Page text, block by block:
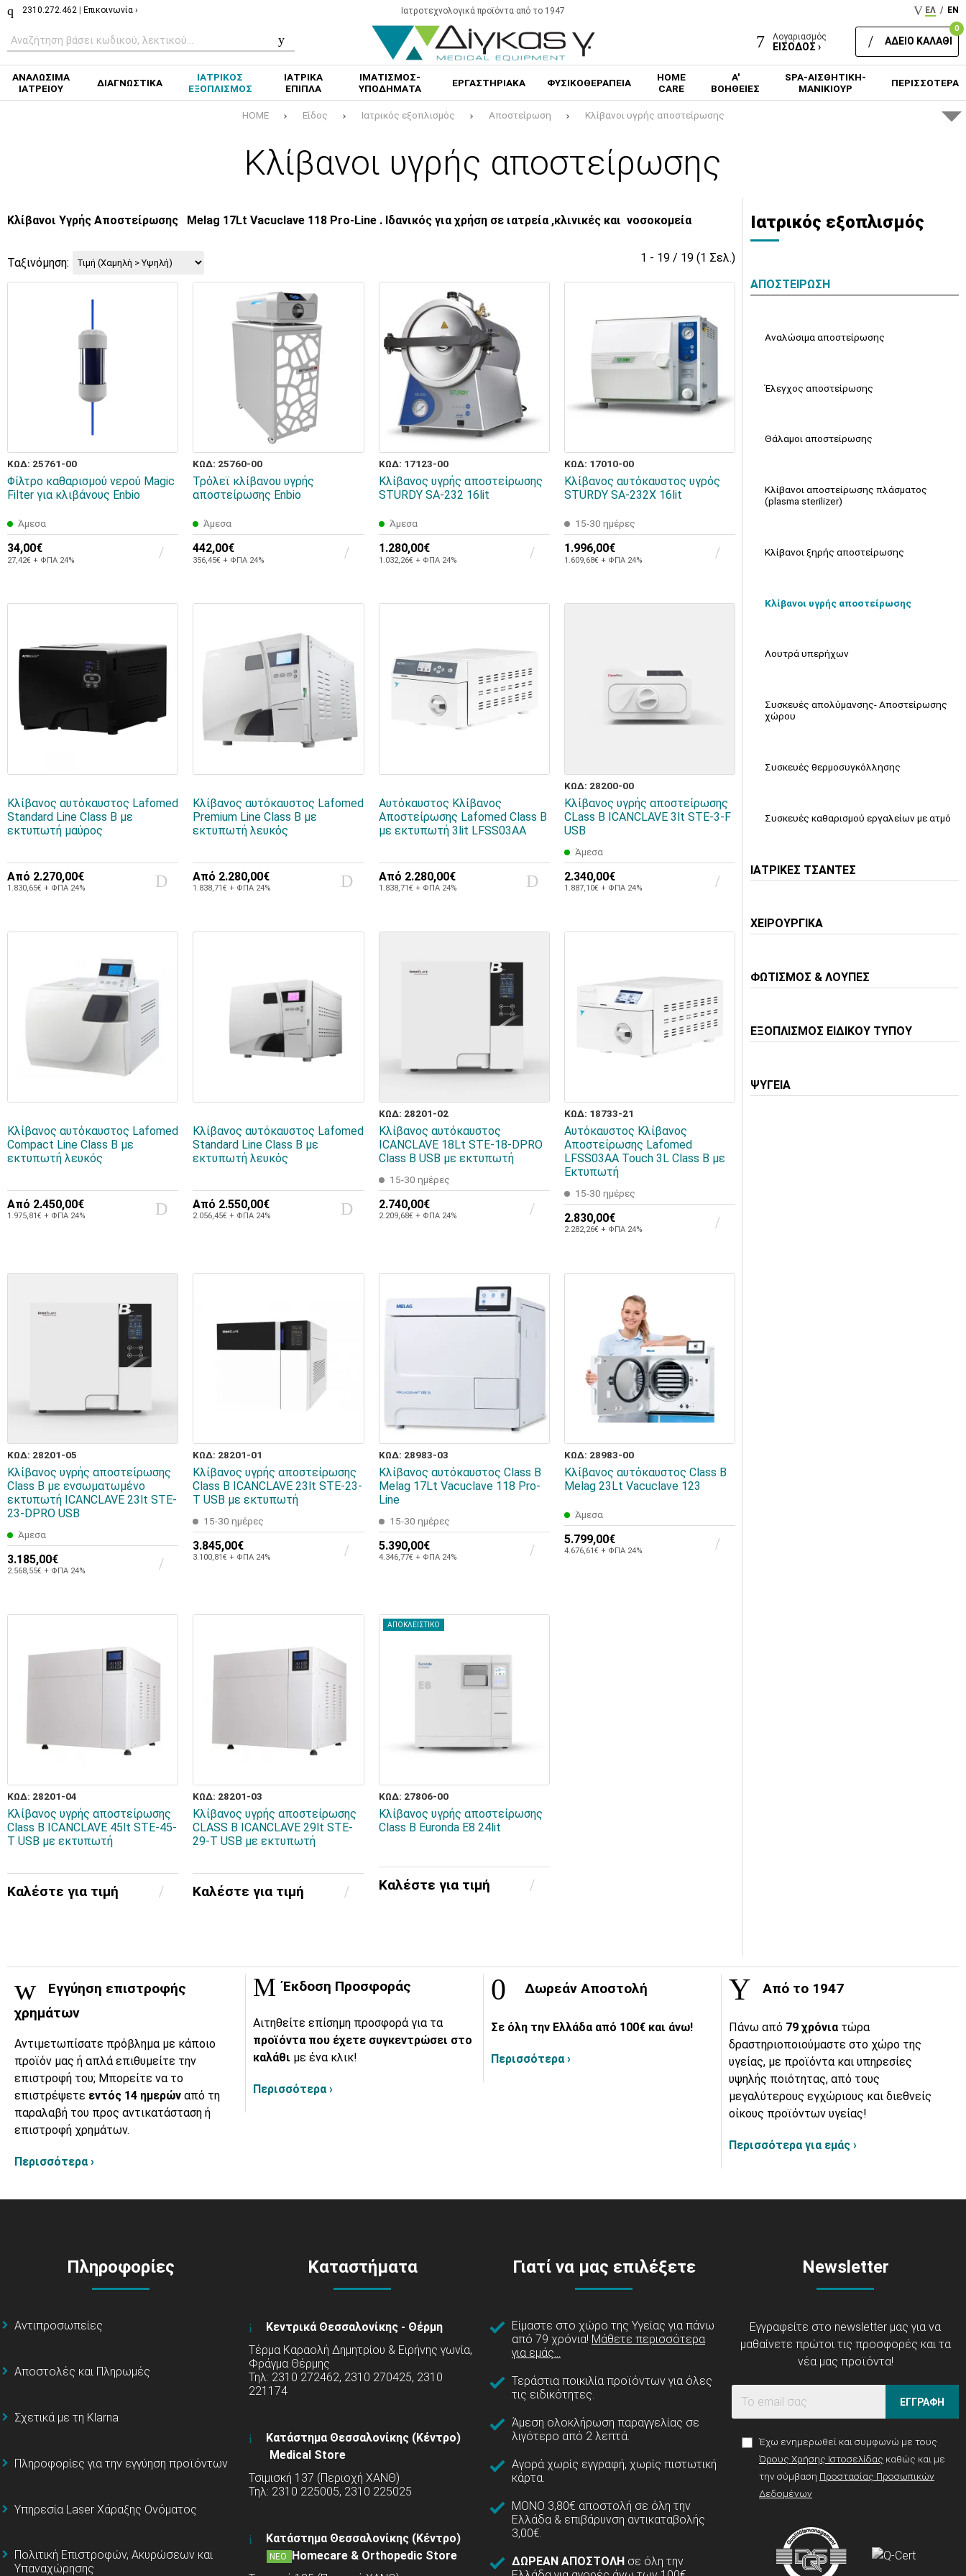
2310.272.462 Επικοινωνία › Ιατροτεχνολογικά προϊόντα από το 1947 ΕΛ / EN
Λογαριασμός
ΕΙΣΟΔΟΣ ›
0
ΑΔΕΙΟ ΚΑΛΑΘΙ
ΑΝΑΛΩΣΙΜΑ
ΙΑΤΡΕΙΟΥ
ΔΙΑΓΝΩΣΤΙΚΑ
ΙΑΤΡΙΚΟΣ
ΕΞΟΠΛΙΣΜΟΣ
ΙΑΤΡΙΚΑ
ΕΠΙΠΛΑ
ΙΜΑΤΙΣΜΟΣ-
ΥΠΟΔΗΜΑΤΑ
ΕΡΓΑΣΤΗΡΙΑΚΑ ΦΥΣΙΚΟΘΕΡΑΠΕΙΑ
HOME
CARE
Α'
ΒΟΗΘΕΙΕΣ
SPA-ΑΙΣΘΗΤΙΚΗ-
ΜΑΝΙΚΙΟΥΡ
ΠΕΡΙΣΣΟΤΕΡΑ
HOME Είδος Ιατρικός εξοπλισμός Αποστείρωση Κλίβανοι υγρής αποστείρωσης
Κλίβανοι υγρής αποστείρωσης
Κλίβανοι Υγρής Αποστείρωσης Melag 17Lt Vacuclave 118 Pro-Line . Ιδανικός για χρήση σε ιατρεία ,κλινικές και νοσοκομεία
Ταξινόμηση: 1 - 19 / 19 (1 Σελ.)
ΚΩΔ: 25761-00
Φίλτρο καθαρισμού νερού Magic
Filter για κλιβάνους Enbio
Άμεσα
34,00€
27,42€ + ΦΠΑ 24%
ΚΩΔ: 25760-00
Τρόλεϊ κλίβανου υγρής
αποστείρωσης Enbio
Άμεσα
442,00€
356,45€ + ΦΠΑ 24%
ΚΩΔ: 17123-00
Κλίβανος υγρής αποστείρωσης
STURDY SA-232 16lit
Άμεσα
1.280,00€
1.032,26€ + ΦΠΑ 24%
ΚΩΔ: 17010-00
Κλίβανος αυτόκαυστος υγρός
STURDY SA-232X 16lit
15-30 ημέρες
1.996,00€
1.609,68€ + ΦΠΑ 24%
Κλίβανος αυτόκαυστος Lafomed
Standard Line Class B με
εκτυπωτή μαύρος
Από 2.270,00€
1.830,65€ + ΦΠΑ 24%
Κλίβανος αυτόκαυστος Lafomed
Premium Line Class B με
εκτυπωτή λευκός
Από 2.280,00€
1.838,71€ + ΦΠΑ 24%
Αυτόκαυστος Κλίβανος
Αποστείρωσης Lafomed Class B
με εκτυπωτή 3lit LFSS03AA
Από 2.280,00€
1.838,71€ + ΦΠΑ 24%
ΚΩΔ: 28200-00
Κλίβανος υγρής αποστείρωσης
CLass B ICANCLAVE 3lt STE-3-F
USB
Άμεσα
2.340,00€
1.887,10€ + ΦΠΑ 24%
Κλίβανος αυτόκαυστος Lafomed
Compact Line Class B με
εκτυπωτή λευκός
Από 2.450,00€
1.975,81€ + ΦΠΑ 24%
Κλίβανος αυτόκαυστος Lafomed
Standard Line Class B με
εκτυπωτή λευκός
Από 2.550,00€
2.056,45€ + ΦΠΑ 24%
ΚΩΔ: 28201-02
Κλίβανος αυτόκαυστος
ICANCLAVE 18Lt STE-18-DPRO
Class B USB με εκτυπωτή
15-30 ημέρες
2.740,00€
2.209,68€ + ΦΠΑ 24%
ΚΩΔ: 18733-21
Αυτόκαυστος Κλίβανος
Αποστείρωσης Lafomed
LFSS03AA Touch 3L Class B με
Εκτυπωτή
15-30 ημέρες
2.830,00€
2.282,26€ + ΦΠΑ 24%
ΚΩΔ: 28201-05
Κλίβανος υγρής αποστείρωσης
Class B με ενσωματωμένο
εκτυπωτή ICANCLAVE 23lt STE-
23-DPRO USB
Άμεσα
3.185,00€
2.568,55€ + ΦΠΑ 24%
ΚΩΔ: 28201-01
Κλίβανος υγρής αποστείρωσης
Class B ICANCLAVE 23lt STE-23-
T USB με εκτυπωτή
15-30 ημέρες
3.845,00€
3.100,81€ + ΦΠΑ 24%
ΚΩΔ: 28983-03
Κλίβανος αυτόκαυστος Class B
Melag 17Lt Vacuclave 118 Pro-
Line
15-30 ημέρες
5.390,00€
4.346,77€ + ΦΠΑ 24%
ΚΩΔ: 28983-00
Κλίβανος αυτόκαυστος Class B
Melag 23Lt Vacuclave 123
Άμεσα
5.799,00€
4.676,61€ + ΦΠΑ 24%
ΚΩΔ: 28201-04
Κλίβανος υγρής αποστείρωσης
Class B ICANCLAVE 45lt STE-45-
T USB με εκτυπωτή
Καλέστε για τιμή
ΚΩΔ: 28201-03
Κλίβανος υγρής αποστείρωσης
CLASS B ICANCLAVE 29lt STE-
29-T USB με εκτυπωτή
Καλέστε για τιμή
ΑΠΟΚΛΕΙΣΤΙΚΟ
ΚΩΔ: 27806-00
Κλίβανος υγρής αποστείρωσης
Class B Euronda E8 24lit
Καλέστε για τιμή
Ιατρικός εξοπλισμός
ΑΠΟΣΤΕΙΡΩΣΗ
Αναλώσιμα αποστείρωσης
Έλεγχος αποστείρωσης
Θάλαμοι αποστείρωσης
Κλίβανοι αποστείρωσης πλάσματος
(plasma sterilizer)
Κλίβανοι ξηρής αποστείρωσης
Κλίβανοι υγρής αποστείρωσης
Λουτρά υπερήχων
Συσκευές απολύμανσης- Αποστείρωσης
χώρου
Συσκευές θερμοσυγκόλλησης
Συσκευές καθαρισμού εργαλείων με ατμό
ΙΑΤΡΙΚΕΣ ΤΣΑΝΤΕΣ
ΧΕΙΡΟΥΡΓΙΚΑ
ΦΩΤΙΣΜΟΣ & ΛΟΥΠΕΣ
ΕΞΟΠΛΙΣΜΟΣ ΕΙΔΙΚΟΥ ΤΥΠΟΥ
ΨΥΓΕΙΑ
Εγγύηση επιστροφής
χρημάτων
Αντιμετωπίσατε πρόβλημα με κάποιο
προϊόν μας ή απλά επιθυμείτε την
επιστροφή του; Μπορείτε να το
επιστρέψετε εντός 14 ημερών από τη
παραλαβή του προς αντικατάσταση ή
επιστροφή χρημάτων.
Περισσότερα ›
Έκδοση Προσφοράς
Αιτηθείτε επίσημη προσφορά για τα
προϊόντα που έχετε συγκεντρώσει στο
καλάθι με ένα κλικ!
Περισσότερα ›
Δωρεάν Αποστολή
Σε όλη την Ελλάδα από 100€ και άνω!
Περισσότερα ›
Από το 1947
Πάνω από 79 χρόνια τώρα
δραστηριοποιούμαστε στο χώρο της
υγείας, με προϊόντα και υπηρεσίες
υψηλής ποιότητας, από τους
μεγαλύτερους εγχώριους και διεθνείς
οίκους προϊόντων υγείας!
Περισσότερα για εμάς ›
Πληροφορίες
Αντιπροσωπείες
Αποστολές και Πληρωμές
Σχετικά με τη Klarna
Πληροφορίες για την εγγύηση προϊόντων
Υπηρεσία Laser Χάραξης Ονόματος
Πολιτική Επιστροφών, Ακυρώσεων και
Υπαναχώρησης
Καταστήματα
Κεντρικά Θεσσαλονίκης - Θέρμη
Τέρμα Καραολή Δημητρίου & Ειρήνης γωνία,
Φράγμα Θέρμης
Τηλ: 2310 272462, 2310 270425, 2310
221174
Κατάστημα Θεσσαλονίκης (Κέντρο)
Medical Store
Τσιμισκή 137 (Περιοχή ΧΑΝΘ)
Τηλ: 2310 225005, 2310 225025
Κατάστημα Θεσσαλονίκης (Κέντρο)
ΝΕΟ
Homecare & Orthopedic Store
Γιατί να μας επιλέξετε
Είμαστε στο χώρο της Υγείας για πάνω
από 79 χρόνια! Μάθετε περισσότερα
για εμάς...
Τεράστια ποικιλία προϊόντων για όλες
τις ειδικότητες.
Άμεση ολοκλήρωση παραγγελίας σε
λιγότερο από 2 λεπτά.
Αγορά χωρίς εγγραφή, χωρίς πιστωτική
κάρτα.
ΜΟΝΟ 3,80€ αποστολή σε όλη την
Ελλάδα & επιβάρυνση αντικαταβολής
3,00€.
ΔΩΡΕΑΝ ΑΠΟΣΤΟΛΗ σε όλη την
Newsletter
Εγγραφείτε στο newsletter μας για να
μαθαίνετε πρώτοι τις προσφορές και τα
νέα μας προϊόντα!
ΕΓΓΡΑΦΗ
Έχω ενημερωθεί και συμφωνώ με τους
Όρους Χρήσης Ιστοσελίδας καθώς και με
την σύμβαση Προστασίας Προσωπικών
Δεδομένων